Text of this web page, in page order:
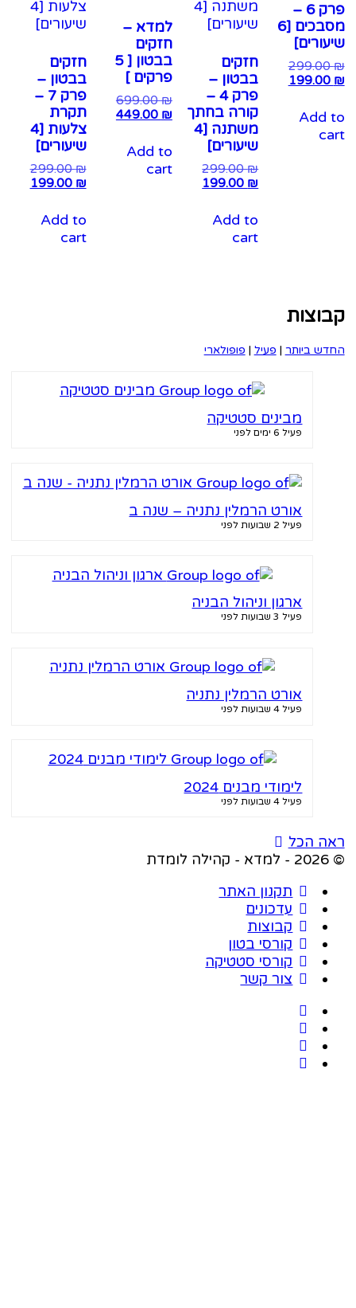
פרק 6 –
מסבכים [6
Add
חזקים
בבטון –
פרק 4 –
קורה בחתך
משתנה [4
שיעורים]
299.00
199.00
Add to
cart
למדא –
חזקים
בבטון [ 5
פרקים ]
699.00
449.00
₪
Add to
cart
חזקים
בבטון –
פרק 7 –
תקרת
צלעות [4
שיעורים]
299.00
199.00
Add to
cart
ביותר | פעיל | פופולארי
מבינים סטטיקה
אורט הרמלין נתניה – שנה ב
ארגון וניהול הבניה
אורט הרמלין נתניה
לימודי מבנים 2024
הכל
תקנון האתר
עדכונים
קבוצות
קורסי בטון
קורסי סטטיקה
צור קשר